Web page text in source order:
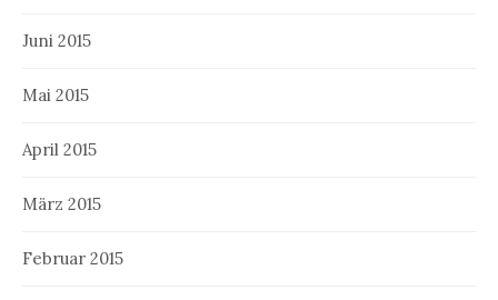
Juni 2015
Mai 2015
April 2015
März 2015
Februar 2015